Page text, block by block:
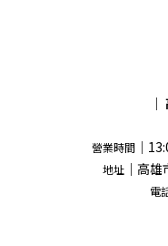
｜
營業時間｜
地址 ｜高
電